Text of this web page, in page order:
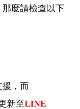
麼請檢查以下
援，而
新至LINE